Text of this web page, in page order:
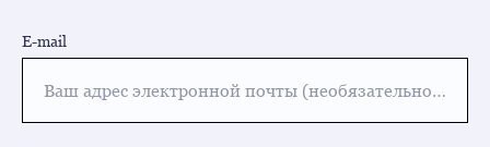
E-mail
Ваш адрес электронной почты (необязательно для заполнения)